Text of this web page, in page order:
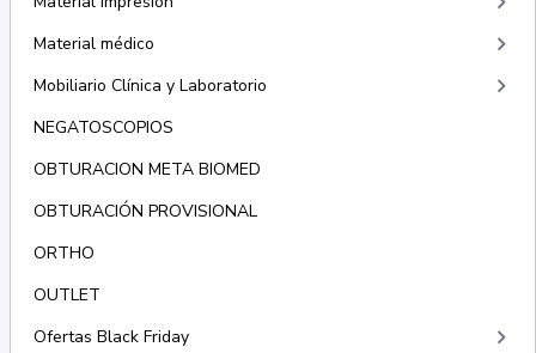
Material médico keyboard_arrow_right
Mobiliario Clínica y Laboratorio keyboard_arrow_right
NEGATOSCOPIOS
OBTURACION META BIOMED
OBTURACIÓN PROVISIONAL
ORTHO
OUTLET
Ofertas Black Friday
keyboard_arrow_right